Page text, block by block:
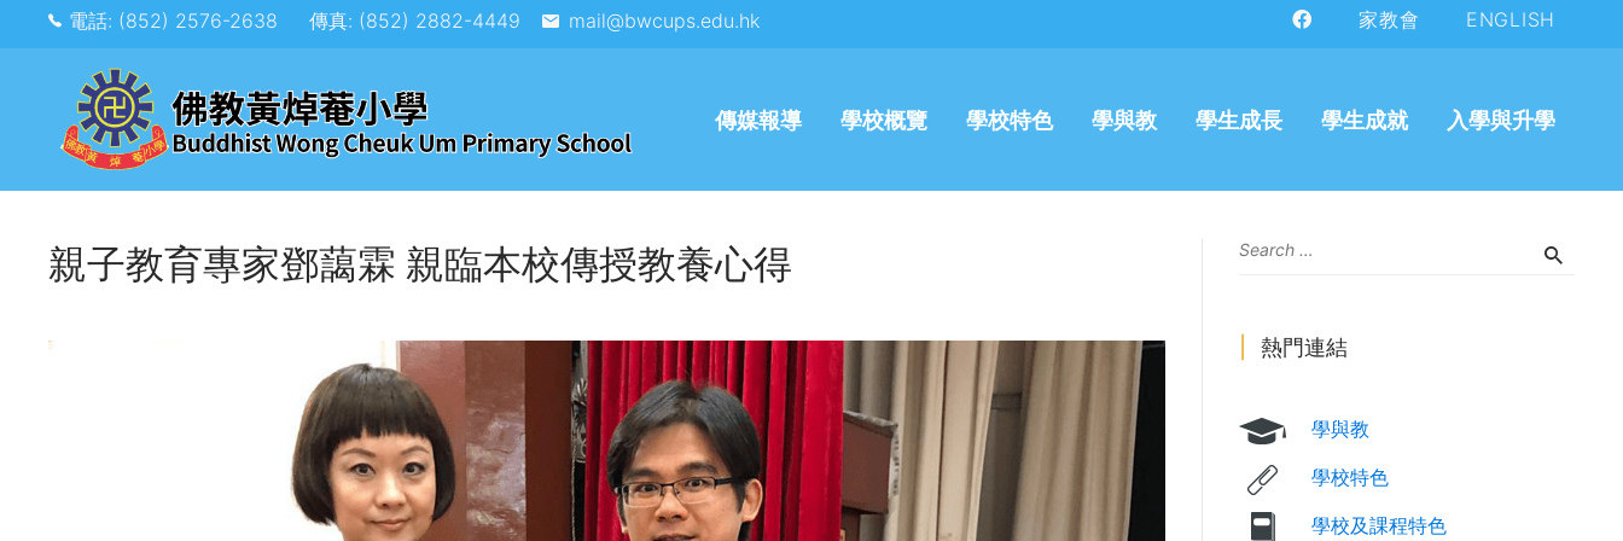
電話: (852) 2576-2638 傳真: (852) 2882-4449 mail@bwcups.edu.hk 家教會 ENGLISH
傳媒報導 學校概覽 學校特色 學與教 學生成長 學生成就 入學與升學
親子教育專家鄧藹霖 親臨本校傳授教養心得
熱門連結
學與教
學校特色
學校及課程特色